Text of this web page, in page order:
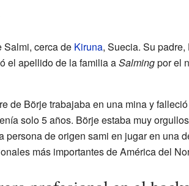
Salmi, cerca de Kiruna, Suecia. Su
el apellido de la familia aSalmingpor el
de Börje trabajaba en una mina y
solo 5 años. Börje estaba muy
persona de origen sami en jugar en una
más importantes de América del